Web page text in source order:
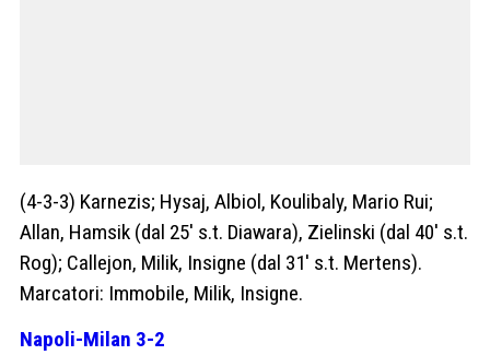
(4-3-3) Karnezis; Hysaj, Albiol, Koulibaly, Mario Rui;
Allan, Hamsik (dal 25′ s.t. Diawara), Zielinski (dal 40′ s.t.
Rog); Callejon, Milik, Insigne (dal 31′ s.t. Mertens).
Marcatori: Immobile, Milik, Insigne.
Napoli-Milan 3-2